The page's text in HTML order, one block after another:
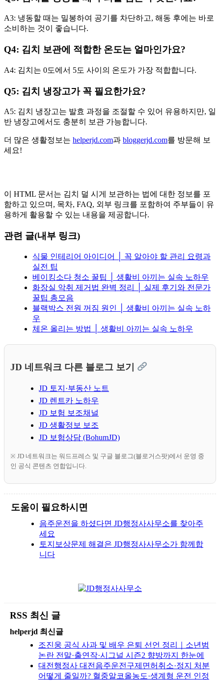
A3: 냉동할 때는 밀봉하여 공기를 차단하고, 해동 후에는 바로
소비하는 것이 좋습니다.
Q4: 김치 보관에 적합한 온도는 얼마인가요?
A4: 김치는 0도에서 5도 사이의 온도가 가장 적합합니다.
Q5: 김치 냉장고가 꼭 필요한가요?
A5: 김치 냉장고는 발효 과정을 조절할 수 있어 유용하지만, 일
반 냉장고에서도 충분히 보관 가능합니다.
더 많은 생활정보는 helperjd.com과 bloggerjd.com를 방문해 보
세요!
이 HTML 문서는 김치 덜 시게 보관하는 법에 대한 정보를 포
함하고 있으며, 목차, FAQ, 외부 링크를 포함하여 주부들이 유
용하게 활용할 수 있는 내용을 제공합니다.
관련 글(내부 링크)
식물 인테리어 아이디어 │ 꼭 알아야 할 관리 요령과
실전 팁
베이킹소다 청소 꿀팁 │ 생활비 아끼는 실속 노하우
화장실 악취 제거법 완벽 정리 │ 실제 후기와 전문가
꿀팁 총모음
블랙박스 전원 꺼짐 원인 │ 생활비 아끼는 실속 노하
우
체온 올리는 방법 │ 생활비 아끼는 실속 노하우
JD 네트워크 다른 블로그 보기
JD 토지·부동산 노트
JD 렌트카 노하우
JD 보험 보조채널
JD 생활정보 보조
JD 보험상담 (BohumJD)
※ JD 네트워크는 워드프레스 및 구글 블로그(블로거스팟)에서 운영 중
인 공식 콘텐츠 연합입니다.
도움이 필요하시면
음주운전을 하셨다면 JD행정사사무소를 찾아주
세요
토지보상문제 해결은 JD행정사사무소가 함께합
니다
RSS 최신 글
helperjd 최신글
조진웅 공식 사과 및 배우 은퇴 선언 정리｜소년범
논란 전말·출연작·시그널 시즌2 향방까지 한눈에
대전행정사 대전음주운전구제면허취소·정지 처분
어떻게 줄일까? 혈중알코올농도·생계형 운전 인정